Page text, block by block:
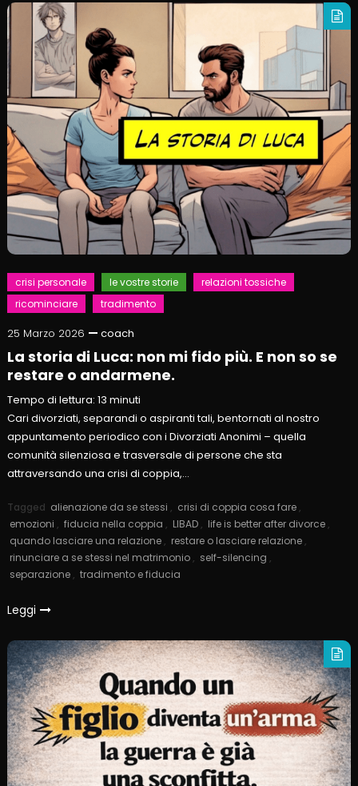
crisi personale le vostre storie
relazioni tossiche
ricominciare
tradimento
25 Marzo 2026 coach
La storia di Luca: non mi fido più. E non so se
restare o andarmene.
Tempo di lettura:13 minuti
Cari divorziati, separandi o aspiranti tali, bentornati al nostro
appuntamento periodico con i Divorziati Anonimi – quella
comunità silenziosa e trasversale di persone che sta
attraversando una crisi di coppia,…
Tagged alienazione da se stessi , crisi di coppia cosa fare ,
emozioni , fiducia nella coppia , LIBAD , life is better after divorce ,
quando lasciare una relazione , restare o lasciare relazione ,
rinunciare a se stessi nel matrimonio , self-silencing ,
separazione , tradimento e fiducia
Leggi